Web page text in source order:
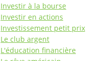
Investir à la bourse
Investir en actions
Investissement petit prix
Le club argent
L'éducation financière